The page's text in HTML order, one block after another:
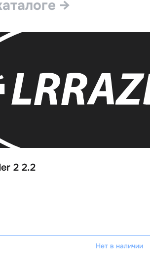
→
2 2.2
Нет в наличии